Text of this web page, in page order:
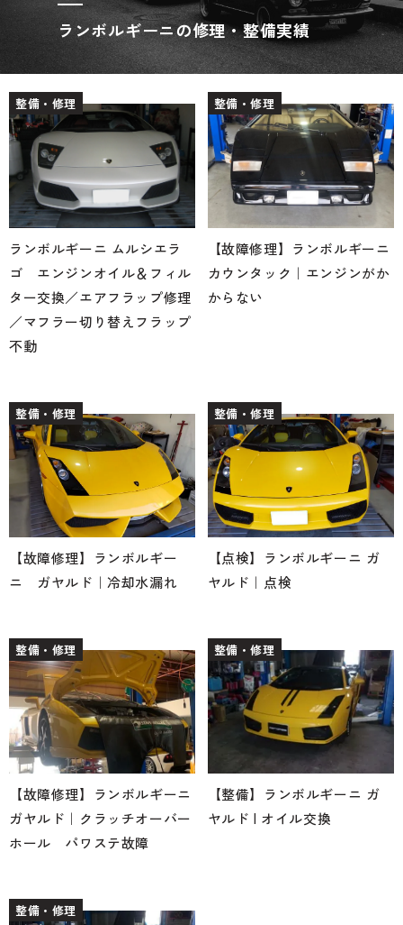
ランボルギーニの修理・整備実績
ランボルギーニ ムルシエラ
ゴ エンジンオイル＆フィル
ター交換／エアフラップ修理
／マフラー切り替えフラップ
不動
整備・修理
【故障修理】ランボルギーニ
カウンタック｜エンジンがか
からない
整備・修理
【故障修理】ランボルギー
ニ ガヤルド｜冷却水漏れ
整備・修理
【点検】ランボルギーニ ガ
ヤルド｜点検
整備・修理
【故障修理】ランボルギーニ
ガヤルド｜クラッチオーバー
ホール パワステ故障
整備・修理
【整備】ランボルギーニ ガ
ヤルド | オイル交換
整備・修理
整備・修理